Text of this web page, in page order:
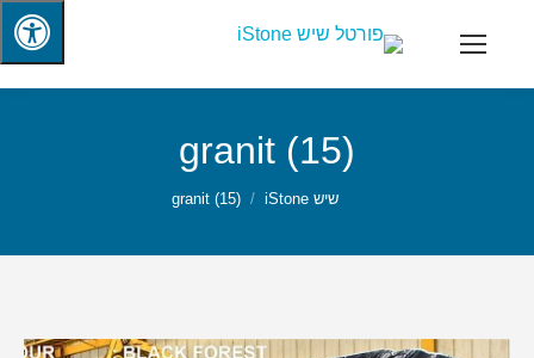
granit (15)
שיש iStone granit (15)